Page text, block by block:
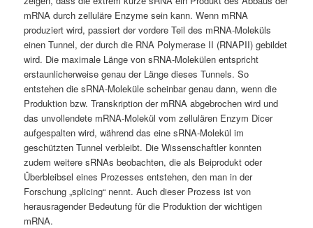
mRNA durch zelluläre Enzyme sein kann. Wenn mRNA
produziert wird, passiert der vordere Teil des mRNA-Moleküls
einen Tunnel, der durch die RNA Polymerase II (RNAPII) gebildet
wird. Die maximale Länge von sRNA-Molekülen entspricht
erstaunlicherweise genau der Länge dieses Tunnels. So
entstehen die sRNA-Moleküle scheinbar genau dann, wenn die
Produktion bzw. Transkription der mRNA abgebrochen wird und
das unvollendete mRNA-Molekül vom zellulären Enzym Dicer
aufgespalten wird, während das eine sRNA-Molekül im
geschützten Tunnel verbleibt. Die Wissenschaftler konnten
zudem weitere sRNAs beobachten, die als Beiprodukt oder
Überbleibsel eines Prozesses entstehen, den man in der
Forschung „splicing“ nennt. Auch dieser Prozess ist von
herausragender Bedeutung für die Produktion der wichtigen
mRNA.